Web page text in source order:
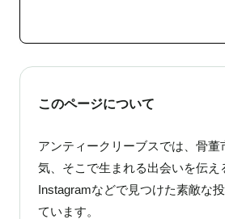
このページについて
アンティークリーブスでは、骨董
気、そこで生まれる出会いを伝え
Instagramなどで見つけた素敵な
ています。